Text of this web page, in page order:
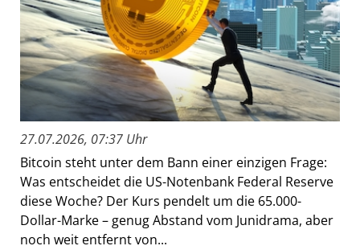
27.07.2026, 07:37 Uhr
Bitcoin steht unter dem Bann einer einzigen Frage:
Was entscheidet die US-Notenbank Federal Reserve
diese Woche? Der Kurs pendelt um die 65.000-
Dollar-Marke – genug Abstand vom Junidrama, aber
noch weit entfernt von...